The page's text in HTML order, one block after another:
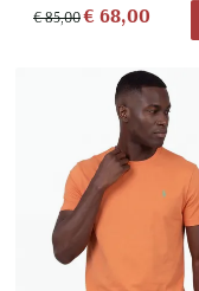
€ 85,00€ 68,00